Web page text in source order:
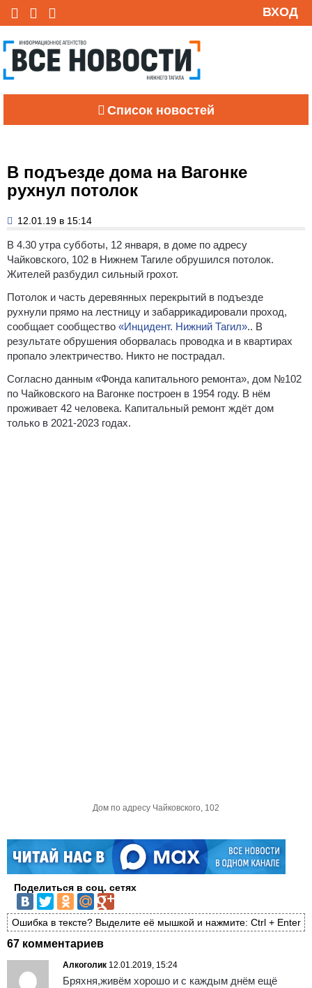
ВХОД
Список новостей
В подъезде дома на Вагонке
рухнул потолок
12.01.19 в 15:14
В 4.30 утра субботы, 12 января, в доме по адресу
Чайковского, 102 в Нижнем Тагиле обрушился потолок.
Жителей разбудил сильный грохот.
Потолок и часть деревянных перекрытий в подъезде
рухнули прямо на лестницу и забаррикадировали проход,
сообщает сообщество «Инцидент. Нижний Тагил».. В
результате обрушения оборвалась проводка и в квартирах
пропало электричество. Никто не пострадал.
Согласно данным «Фонда капитального ремонта», дом №102
по Чайковского на Вагонке построен в 1954 году. В нём
проживает 42 человека. Капитальный ремонт ждёт дом
только в 2021-2023 годах.
Дом по адресу Чайковского, 102
Поделиться в соц. сетях
Ошибка в тексте? Выделите её мышкой и нажмите: Ctrl + Enter
67 комментариев
Алкоголик 12.01.2019, 15:24
Бряхня,живём хорошо и с каждым днём ещё